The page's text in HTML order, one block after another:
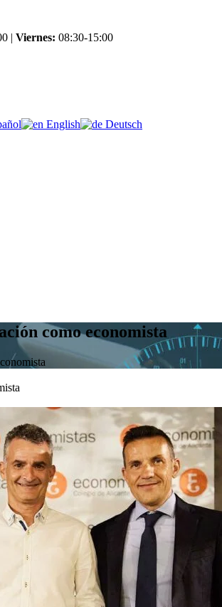
| Viernes: 08:30-15:00
English Deutsch
como economista